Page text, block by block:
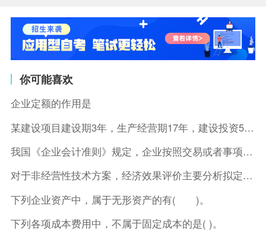
你可能喜欢
企业定额的作用是
某建设项目建设期3年，生产经营期17年，建设投资5500万元
我国《企业会计准则》规定，企业按照交易或者事项的经济特征确定
对于非经营性技术方案，经济效果评价主要分析拟定方案的( )。
下列企业资产中，属于无形资产的有( )。
下列各项成本费用中，不属于固定成本的是( )。